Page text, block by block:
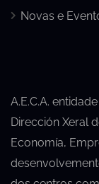
Novas e
A.E.C.A.
Dirección Xeral
Economía,